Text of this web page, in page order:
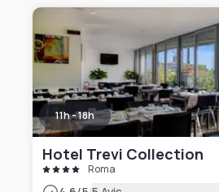
11h - 18h
Hotel Trevi Collection
Roma